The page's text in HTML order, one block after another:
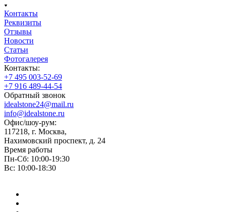
Контакты
Реквизиты
Отзывы
Новости
Статьи
Фотогалерея
Контакты:
+7 495 003-52-69
+7 916 489-44-54
Обратный звонок
idealstone24@mail.ru
info@idealstone.ru
Офис/шоу-рум:
117218, г. Москва,
Нахимовский проспект, д. 24
Время работы
Пн-Сб: 10:00-19:30
Вс: 10:00-18:30